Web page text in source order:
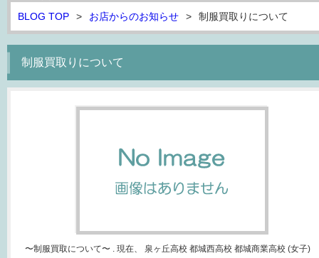
BLOG TOP
> お店からのお知らせ > 制服買取りについて
制服買取りについて
〜制服買取について〜 . 現在、 泉ヶ丘高校 都城西高校 都城商業高校 (女子)